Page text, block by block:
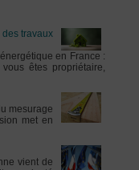
des travaux
en France :
êtes propriétaire,
mesurage
met en
vient de